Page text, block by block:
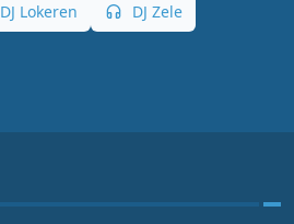
DJ Lokeren
DJ Zele